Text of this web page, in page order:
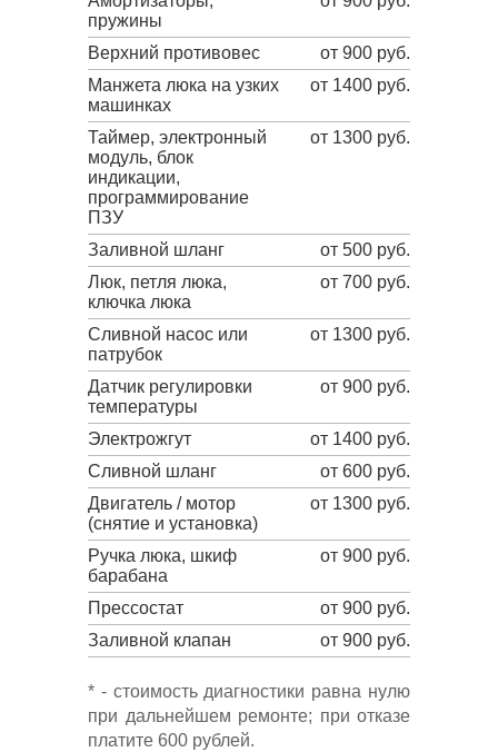
пружины
Верхний противовес
от 900 руб.
Манжета люка на узких
машинках
от 1400 руб.
Таймер, электронный
модуль, блок
индикации,
программирование
ПЗУ
от 1300 руб.
Заливной шланг
от 500 руб.
Люк, петля люка,
ключка люка
от 700 руб.
Сливной насос или
патрубок
от 1300 руб.
Датчик регулировки
температуры
от 900 руб.
Электрожгут
от 1400 руб.
Сливной шланг
от 600 руб.
Двигатель / мотор
(снятие и установка)
от 1300 руб.
Ручка люка, шкиф
барабана
от 900 руб.
Прессостат
от 900 руб.
Заливной клапан
от 900 руб.
* - стоимость диагностики равна нулю
при дальнейшем ремонте; при отказе
платите 600 рублей.